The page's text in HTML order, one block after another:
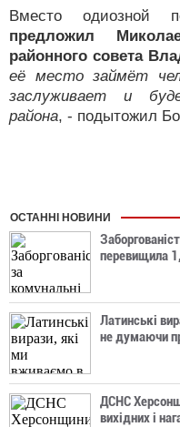
Вместо одиозной
предложил
районного совета
её место займёт
заслуживает и
района, - подытожил
ОСТАННІ НОВИНИ
перевищила
Латинські
не думаючи
ДСНС
вихідних і